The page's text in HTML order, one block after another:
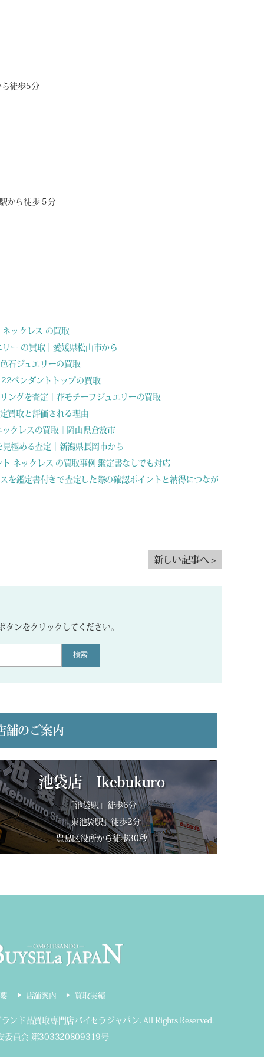
ら徒歩5分
から徒歩５分
ックレス の買取
ー の買取｜愛媛県松山市から
石ジュエリーの買取
ペンダントトップの買取
ングを査定｜花モチーフジュエリーの買取
買取と評価される理由
クレスの買取｜岡山県倉敷市
極める査定｜新潟県長岡市から
ネックレス の買取事例 鑑定書なしでも対応
鑑定書付きで査定した際の確認ポイントと納得につなが
新しい記事へ >
ンをクリックしてください。
検索
舗のご案内
池袋店 Ikebukuro
「池袋駅」徒歩6分
「東池袋駅」徒歩2分
豊島区役所から徒歩30秒
店舗案内 買取実績
ンド品買取専門店バイセラジャパン All Rights Reserved.
委員会 第303320809319号